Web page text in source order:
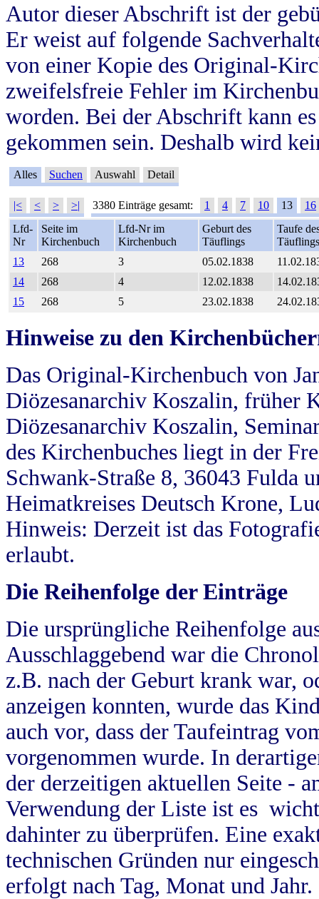
Autor dieser Abschrift ist der
Er weist auf folgende
von einer Kopie des Original-
zweifelsfreie Fehler im
worden. Bei der Abschrift kann
gekommen sein. Deshalb wird
Alles Suchen Auswahl Detail
|< < > >| 3380 Einträge gesamt: 1 4 7 10 13
16
Lfd-
Nr
Seite im
Kirchenbuch
Lfd-Nr im
Kirchenbuch
Geburt des
Täuflings
Taufe
Täuflings
13
268 3 05.02.1838
14
268 4 12.02.1838
15
268 5 23.02.1838
Hinweise zu den
Das Original-Kirchenbuch von
Diözesanarchiv Koszalin, früher
Diözesanarchiv Koszalin,
des Kirchenbuches liegt in der
Schwank-Straße 8, 36043 Fulda
Heimatkreises Deutsch Krone,
Hinweis: Derzeit ist das
erlaubt.
Die Reihenfolge der Einträge
Die ursprüngliche Reihenfolge
Ausschlaggebend war die
z.B. nach der Geburt krank war,
anzeigen konnten, wurde das
auch vor, dass der Taufeintrag
vorgenommen wurde. In
der derzeitigen aktuellen Seite -
Verwendung der Liste ist es
dahinter zu überprüfen. Eine
technischen Gründen nur
erfolgt nach Tag, Monat und Jahr.